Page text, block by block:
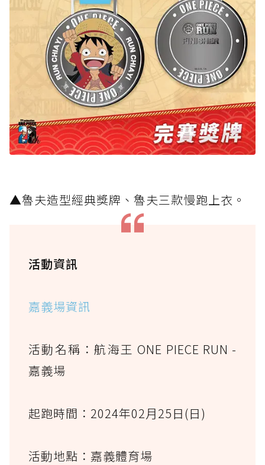
▲魯夫造型經典獎牌、魯夫三款慢跑上衣。
活動資訊
嘉義場資訊
活動名稱：航海王 ONE PIECE RUN -
嘉義場
起跑時間：2024年02月25日(日)
活動地點：嘉義體育場